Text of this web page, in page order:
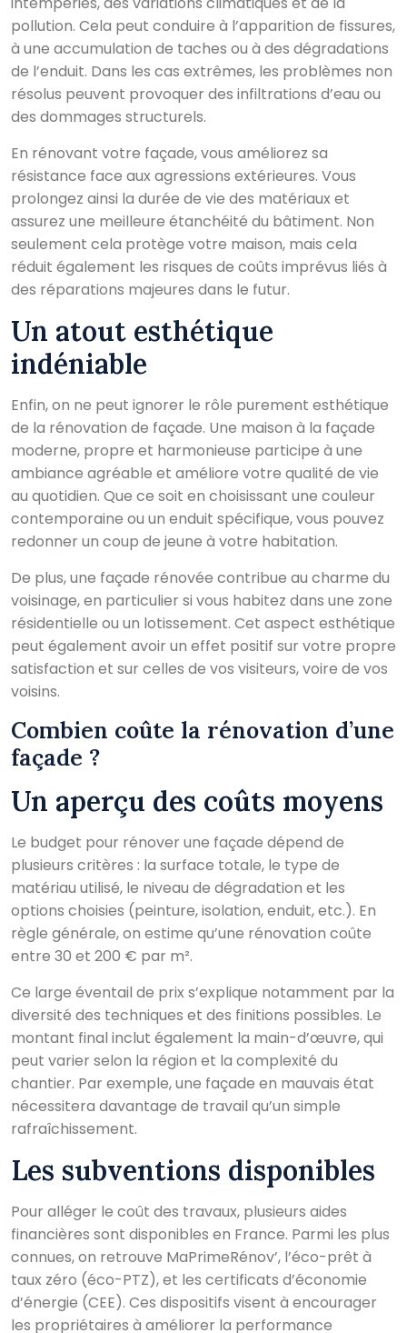
pollution. Cela peut conduire à l’apparition de fissures,
à une accumulation de taches ou à des dégradations
de l’enduit. Dans les cas extrêmes, les problèmes non
résolus peuvent provoquer des infiltrations d’eau ou
des dommages structurels.
En rénovant votre façade, vous améliorez sa
résistance face aux agressions extérieures. Vous
prolongez ainsi la durée de vie des matériaux et
assurez une meilleure étanchéité du bâtiment. Non
seulement cela protège votre maison, mais cela
réduit également les risques de coûts imprévus liés à
des réparations majeures dans le futur.
Un atout esthétique
indéniable
Enfin, on ne peut ignorer le rôle purement esthétique
de la rénovation de façade. Une maison à la façade
moderne, propre et harmonieuse participe à une
ambiance agréable et améliore votre qualité de vie
au quotidien. Que ce soit en choisissant une couleur
contemporaine ou un enduit spécifique, vous pouvez
redonner un coup de jeune à votre habitation.
De plus, une façade rénovée contribue au charme du
voisinage, en particulier si vous habitez dans une zone
résidentielle ou un lotissement. Cet aspect esthétique
peut également avoir un effet positif sur votre propre
satisfaction et sur celles de vos visiteurs, voire de vos
voisins.
Combien coûte la rénovation d’une
façade ?
Un aperçu des coûts moyens
Le budget pour rénover une façade dépend de
plusieurs critères : la surface totale, le type de
matériau utilisé, le niveau de dégradation et les
options choisies (peinture, isolation, enduit, etc.). En
règle générale, on estime qu’une rénovation coûte
entre 30 et 200 € par m².
Ce large éventail de prix s’explique notamment par la
diversité des techniques et des finitions possibles. Le
montant final inclut également la main-d’œuvre, qui
peut varier selon la région et la complexité du
chantier. Par exemple, une façade en mauvais état
nécessitera davantage de travail qu’un simple
rafraîchissement.
Les subventions disponibles
Pour alléger le coût des travaux, plusieurs aides
financières sont disponibles en France. Parmi les plus
connues, on retrouve MaPrimeRénov’, l’éco-prêt à
taux zéro (éco-PTZ), et les certificats d’économie
d’énergie (CEE). Ces dispositifs visent à encourager
les propriétaires à améliorer la performance